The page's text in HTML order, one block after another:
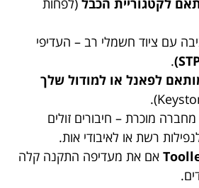
עם ציוד חשמלי רב – העדיפי
.
לפאנל או למודול שלך
מוכרת – חיבורים זולים
רשת או לאיבודי אות.
אם את מעדיפה התקנה קלה